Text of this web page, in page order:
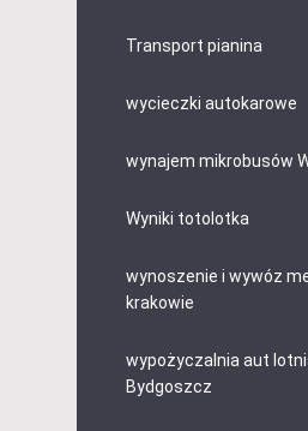
Transport pianina
wycieczki autokarowe
wynajem mikrobusów
Wyniki totolotka
wynoszenie i wywóz
krakowie
wypożyczalnia aut
Bydgoszcz